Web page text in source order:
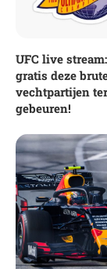
UFC live
gratis deze
vechtpartijen
gebeuren!